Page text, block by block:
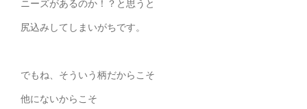
ニーズがあるのか！？と思うと
尻込みしてしまいがちです。
でもね、そういう柄だからこそ
他にないからこそ